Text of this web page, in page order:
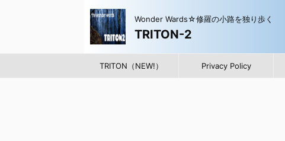
Wonder Wards☆修羅の小路を独り歩く
TRITON-2
TRITON（NEW!） Privacy Policy